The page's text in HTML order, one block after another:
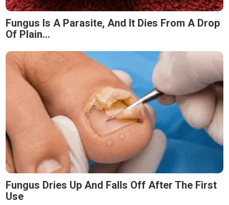
Fungus Is A Parasite, And It Dies From A Drop
Of Plain...
Fungus Dries Up And Falls Off After The First
Use